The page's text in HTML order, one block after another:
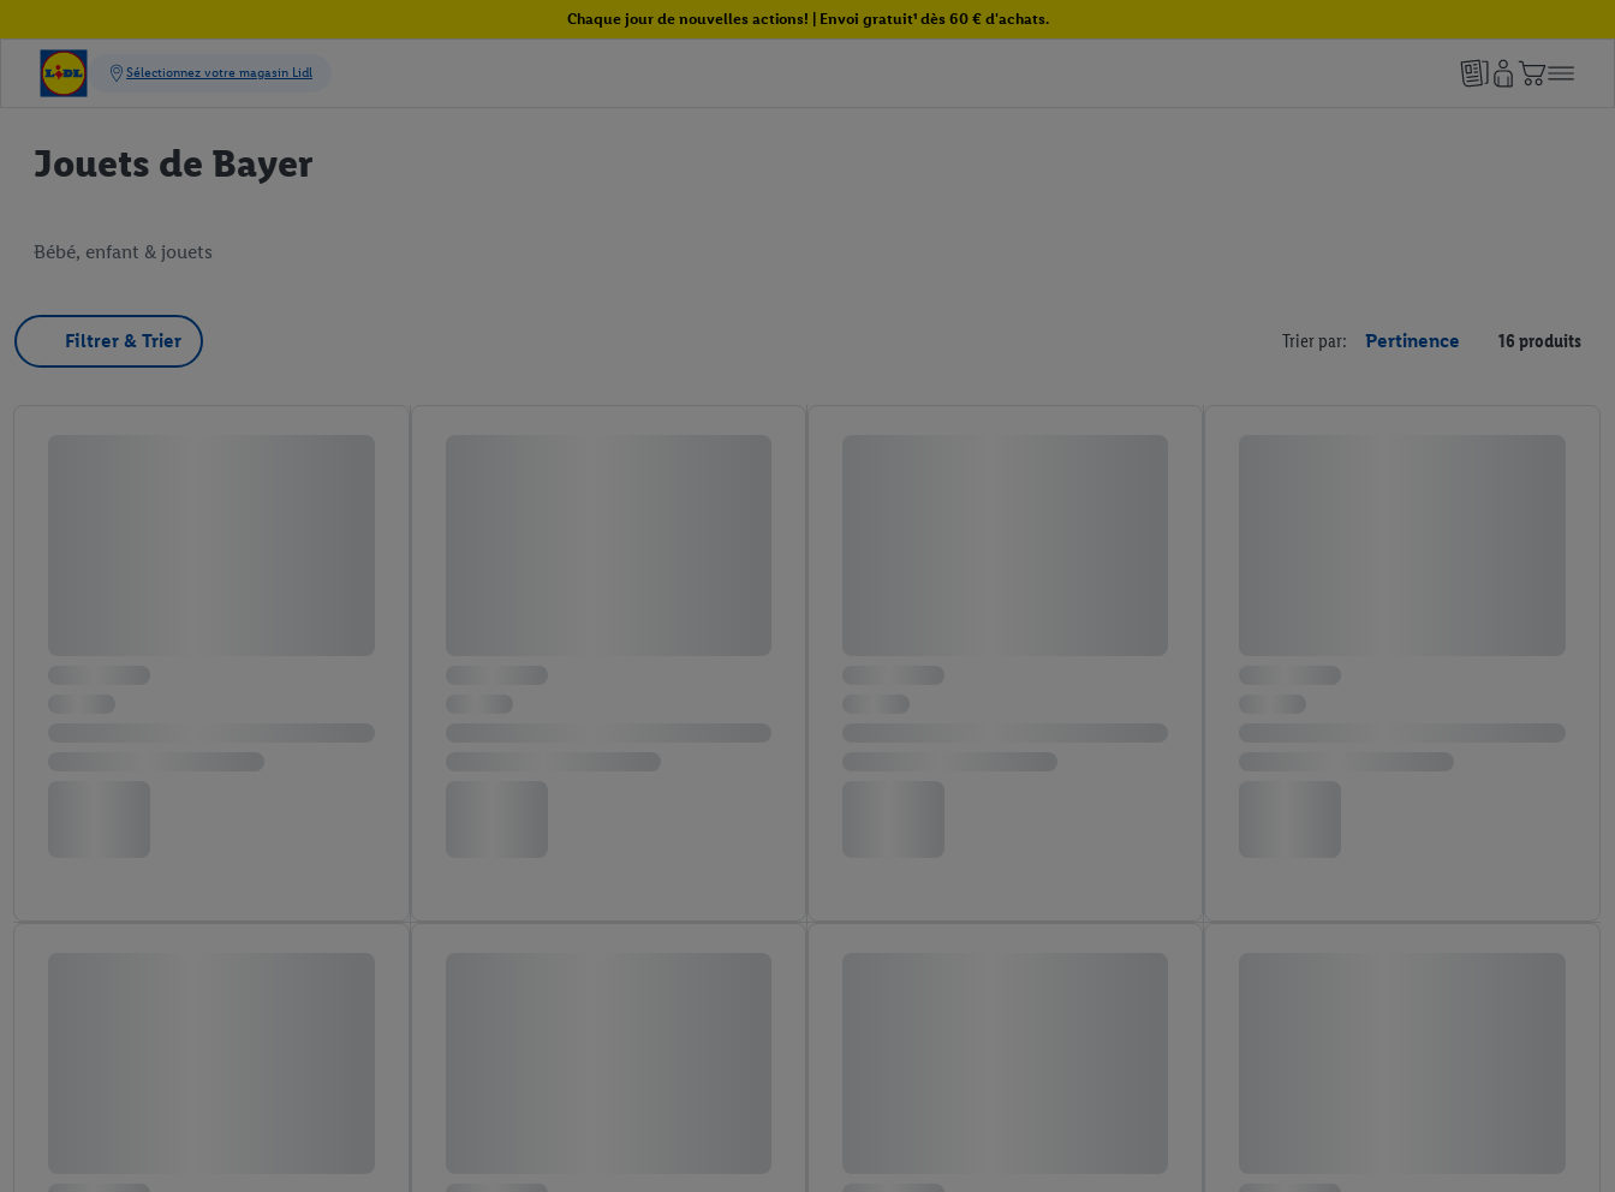
Chaque jour de nouvelles actions! | Envoi gratuit¹ dès 60 € d'achats.
Jouets de Bayer
Bébé, enfant & jouets
Filtrer & Trier Trier par: Pertinence 16 produits